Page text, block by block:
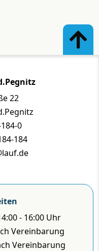
22
0
184
- 16:00 Uhr
Vereinbarung
Vereinbarung